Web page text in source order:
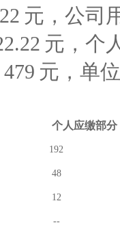
元，公司
元，个
479 元，单
个人应缴部分
192
48
12
--